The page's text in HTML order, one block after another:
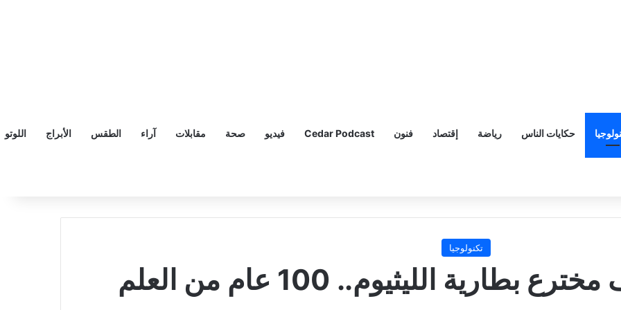
حكايات الناس رياضة إقتصاد فنون Cedar Podcast فيديو صحة مقابلات آراء الطقس الأبراج اللوتو
تكنولوجيا
الليثيوم.. 100 عام من العلم